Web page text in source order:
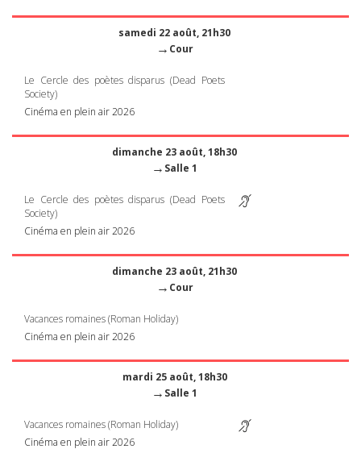
samedi 22 août, 21h30
→ Cour
Le Cercle des poètes disparus (Dead Poets
Society)
Cinéma en plein air 2026
dimanche 23 août, 18h30
→ Salle 1
Le Cercle des poètes disparus (Dead Poets
Society)
Cinéma en plein air 2026
dimanche 23 août, 21h30
→ Cour
Vacances romaines (Roman Holiday)
Cinéma en plein air 2026
mardi 25 août, 18h30
→ Salle 1
Vacances romaines (Roman Holiday)
Cinéma en plein air 2026